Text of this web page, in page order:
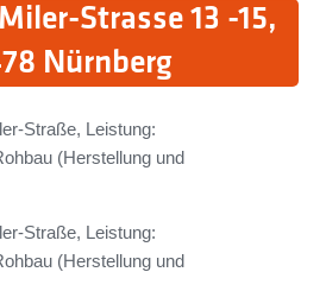
Strasse 13 -15,
Nürnberg